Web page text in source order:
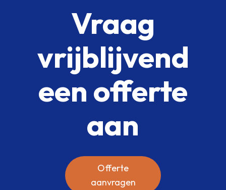
Vraag
vrijblijvend
een offerte
aan
Offerte
aanvragen